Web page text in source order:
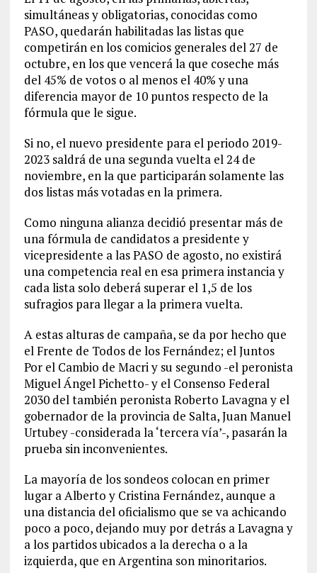
simultáneas y obligatorias, conocidas como
PASO, quedarán habilitadas las listas que
competirán en los comicios generales del 27 de
octubre, en los que vencerá la que coseche más
del 45% de votos o al menos el 40% y una
diferencia mayor de 10 puntos respecto de la
fórmula que le sigue.
Si no, el nuevo presidente para el periodo 2019-
2023 saldrá de una segunda vuelta el 24 de
noviembre, en la que participarán solamente las
dos listas más votadas en la primera.
Como ninguna alianza decidió presentar más de
una fórmula de candidatos a presidente y
vicepresidente a las PASO de agosto, no existirá
una competencia real en esa primera instancia y
cada lista solo deberá superar el 1,5 de los
sufragios para llegar a la primera vuelta.
A estas alturas de campaña, se da por hecho que
el Frente de Todos de los Fernández; el Juntos
Por el Cambio de Macri y su segundo -el peronista
Miguel Ángel Pichetto- y el Consenso Federal
2030 del también peronista Roberto Lavagna y el
gobernador de la provincia de Salta, Juan Manuel
Urtubey -considerada la ‘tercera vía’-, pasarán la
prueba sin inconvenientes.
La mayoría de los sondeos colocan en primer
lugar a Alberto y Cristina Fernández, aunque a
una distancia del oficialismo que se va achicando
poco a poco, dejando muy por detrás a Lavagna y
a los partidos ubicados a la derecha o a la
izquierda, que en Argentina son minoritarios.